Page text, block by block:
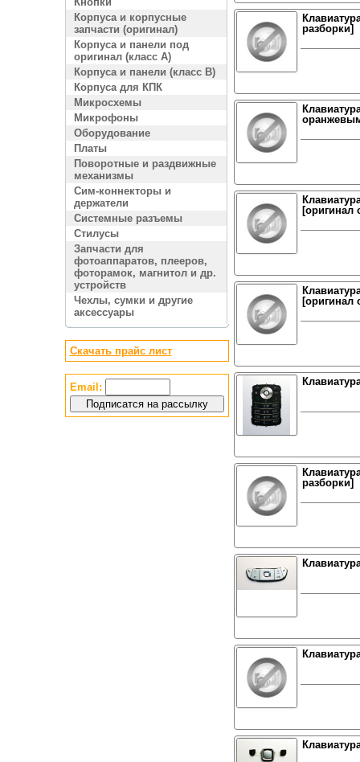
Корпуса и корпусные
запчасти (оригинал)
Корпуса и панели под
оригинал (класс A)
Корпуса и панели (класс B)
Корпуса для КПК
Микросхемы
Микрофоны
Оборудование
Платы
Поворотные и раздвижные
механизмы
Сим-коннекторы и
держатели
Системные разъемы
Стилусы
Запчасти для
фотоаппаратов, плееров,
фоторамок, магнитол и др.
устройств
Чехлы, сумки и другие
аксессуары
Скачать прайс лист
Email:
разборки]
[оригинал
[оригинал
разборки]